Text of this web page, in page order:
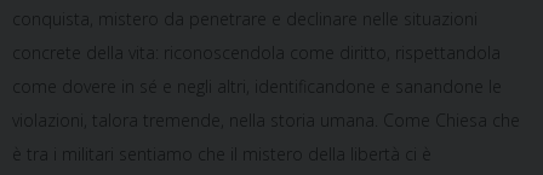
conquista, mistero da penetrare e declinare nelle situazioni
concrete della vita: riconoscendola come diritto, rispettandola
come dovere in sé e negli altri, identificandone e sanandone le
violazioni, talora tremende, nella storia umana. Come Chiesa che
è tra i militari sentiamo che il mistero della libertà ci è